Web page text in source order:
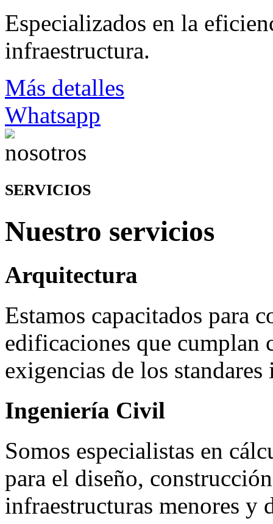
Especializados en la
infraestructura.
Más detalles
Whatsapp
SERVICIOS
Nuestro servicios
Arquitectura
Estamos capacitados para
edificaciones que cumplan
exigencias de los
Ingeniería Civil
Somos especialistas en
para el diseño,
infraestructuras menores y